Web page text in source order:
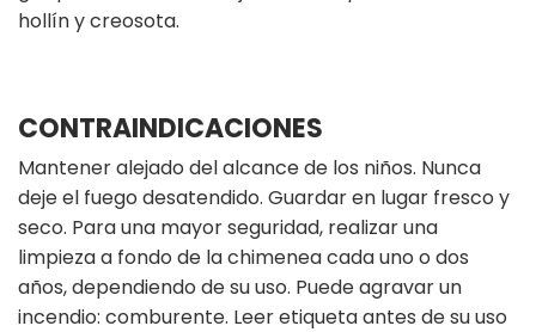
hollín y creosota.
CONTRAINDICACIONES
Mantener alejado del alcance de los niños. Nunca
deje el fuego desatendido. Guardar en lugar fresco y
seco. Para una mayor seguridad, realizar una
limpieza a fondo de la chimenea cada uno o dos
años, dependiendo de su uso. Puede agravar un
incendio: comburente. Leer etiqueta antes de su uso